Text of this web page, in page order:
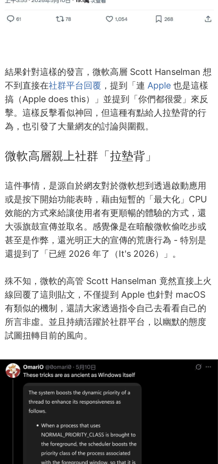
結果針對這樣的發言，微軟高層 Scott Hanselman 想
不到直接在社群平台回覆 ，提到「連 Apple 也是這樣
搞（Apple does this）」並提到「你們都很愛」來反
擊。這樣反擊看似神回，但這種有點給人拉墊背的行
為，也引發了大量網友的討論與圍觀。
微軟高層親上社群「拉墊背」
這件事情，是源自於網友對於微軟想到透過啟動應用
或是按下開始功能表時，藉由短暫的「最大化」CPU
效能的方式來給讓使用者有更順暢的體驗的方式，還
大張旗鼓宣傳並取名。感覺像是在暗酸微軟偷吃步或
甚至是作弊，還光明正大的宣傳的荒唐行為 - 特別是
還提到了「已經 2026 年了（It's 2026）」。
殊不知，微軟的高管 Scott Hanselman 竟然直接上火
線回覆了這則貼文，不僅提到 Apple 也針對 macOS
有類似的機制，還請大家透過指令自己去看看自己的
所言非虛。並且持續活躍於社群平台，以幽默的態度
試圖扭轉目前的風向。